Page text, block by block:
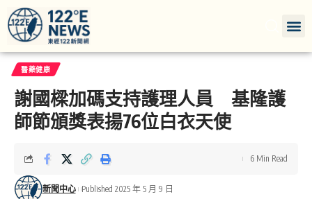
醫藥健康
謝國樑加碼支持護理人員 基隆護
師節頒獎表揚76位白衣天使
新聞中心 Published 2025 年 5 月 9 日
6 Min Read